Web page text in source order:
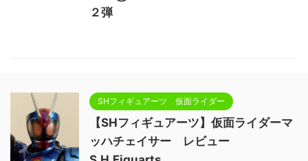
２弾
SHフィギュアーツ 仮面ライダー
【SHフィギュアーツ】仮面ライダーマ
ッハチェイサー レビュー